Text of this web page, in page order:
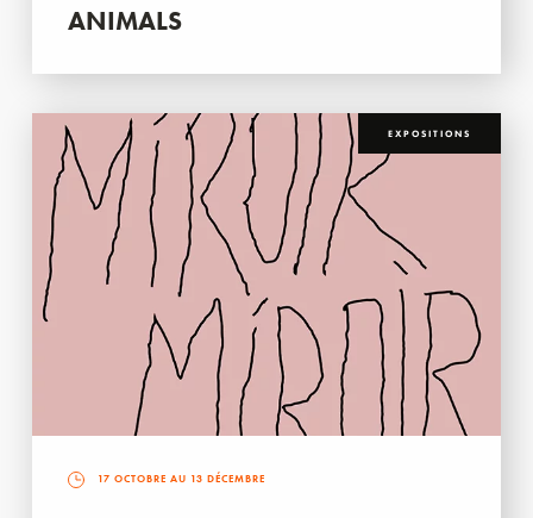
ANIMALS
EXPOSITIONS
17 OCTOBRE AU 13 DÉCEMBRE